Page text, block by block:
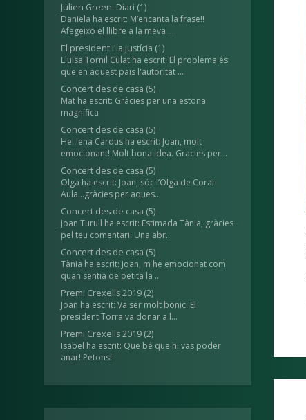
Julien Green. Diari (1)
Daniela ha escrit: M’encanta la frase!!
Afegeixo el llibre a la meva ...
El president i la justícia (1)
Lluïsa Tornil Culat ha escrit: El problema és
que en aquest pais l'autoritat ...
Concert des de casa (5)
Mat ha escrit: Gràcies per una estona
magnífica
Concert des de casa (5)
Hel.lena Cardus ha escrit: Joan, molt
emocionant! Molt bona idea. Gracies per...
Concert des de casa (5)
Olga ha escrit: Joan, sóc l’Olga de Coral
Aula...gràcies per aques...
Concert des de casa (5)
Joan Turull ha escrit: Estimada Tània, gràcies
pel teu comentari. Una abr...
Concert des de casa (5)
Tània ha escrit: Joan, m he emocionat com
quan sentia de petita la ...
Premi Crexells 2019 (2)
Joan ha escrit: Va ser molt bonic. El
president Torra va donar a l...
Premi Crexells 2019 (2)
Isabel ha escrit: Que bé que hi vas poder
anar! Petons!